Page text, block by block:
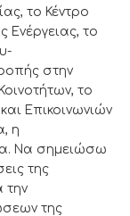
το Κέντρο
Ενέργειας, το
στην
το
Επικοινωνιών
η
Να σημειώσω
της
την
της